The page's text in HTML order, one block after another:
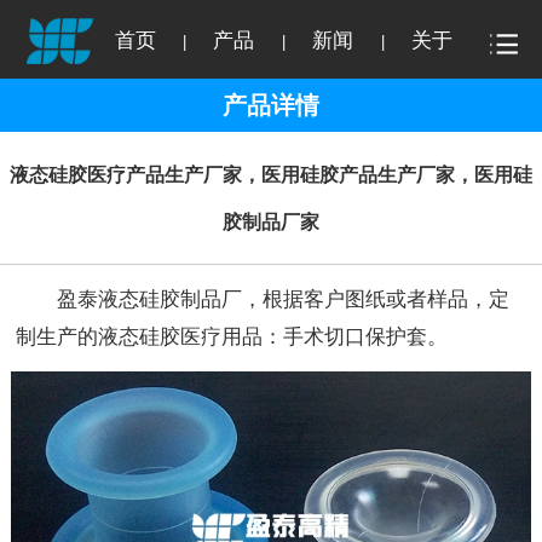
首页 产品 新闻 关于
产品详情
液态硅胶医疗产品生产厂家，医用硅胶产品生产厂家，医用硅
胶制品厂家
盈泰液态硅胶制品厂，根据客户图纸或者样品，定
制生产的液态硅胶医疗用品：手术切口保护套。